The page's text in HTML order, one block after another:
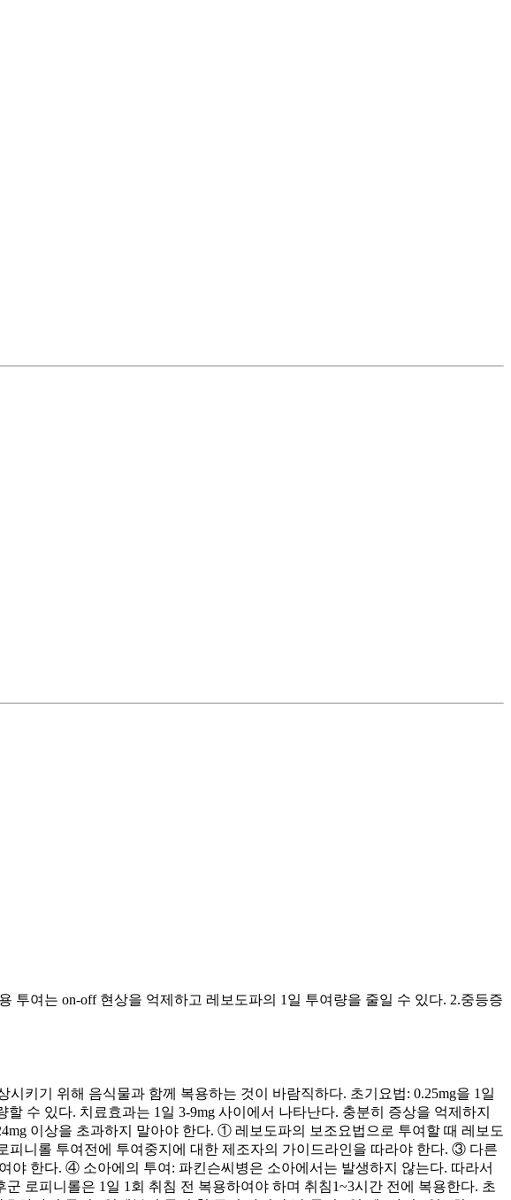
여는 on-off 현상을 억제하고 레보도파의 1일 투여량을 줄일 수 있다. 2.중등증
키기 위해 음식물과 함께 복용하는 것이 바람직하다. 초기요법: 0.25mg을 1일
수 있다. 치료효과는 1일 3-9mg 사이에서 나타난다. 충분히 증상을 억제하지
이상을 초과하지 말아야 한다. ① 레보도파의 보조요법으로 투여할 때 레보도
니롤 투여전에 투여중지에 대한 제조자의 가이드라인을 따라야 한다. ③ 다른
야 한다. ④ 소아에의 투여: 파킨슨씨병은 소아에서는 발생하지 않는다. 따라서
로피니롤은 1일 1회 취침 전 복용하여야 하며 취침1~3시간 전에 복용한다. 초